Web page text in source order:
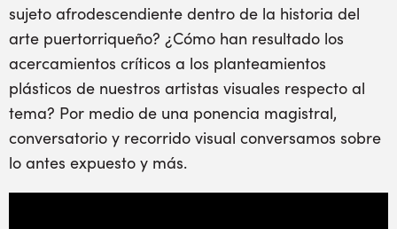
sujeto afrodescendiente dentro de la historia del
arte puertorriqueño? ¿Cómo han resultado los
acercamientos críticos a los planteamientos
plásticos de nuestros artistas visuales respecto al
tema? Por medio de una ponencia magistral,
conversatorio y recorrido visual conversamos sobre
lo antes expuesto y más.